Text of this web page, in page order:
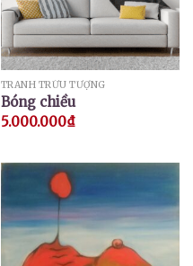
TRANH TRỪU TƯỢNG
Bóng chiều
5.000.000₫